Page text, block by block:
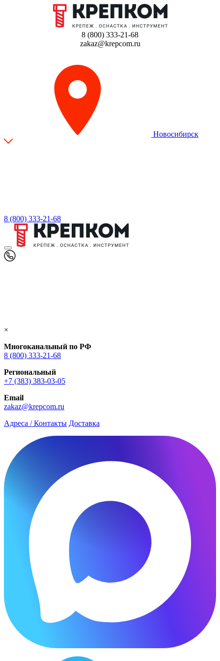
8 (800) 333-21-68
zakaz@krepcom.ru
Новосибирск
8 (800) 333-21-68
×
Многоканальный по РФ
8 (800) 333‑21-68
Региональный
+7 (383) 383-03-05
Email
zakaz@krepcom.ru
Адреса / Контакты Доставка